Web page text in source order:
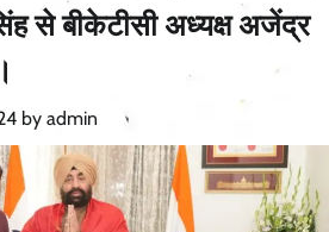
से बीकेटीसी अध्यक्ष अजेंद्र
by admin